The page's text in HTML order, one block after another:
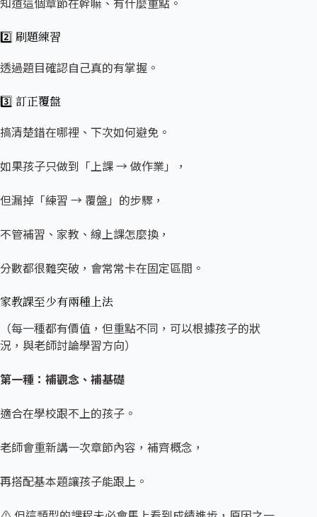
知道這個章節在幹嘛、有什麼重點。
2️⃣ 刷題練習
透過題目確認自己真的有掌握。
3️⃣ 訂正覆盤
搞清楚錯在哪裡、下次如何避免。
如果孩子只做到「上課 → 做作業」，
但漏掉「練習 → 覆盤」的步驟，
不管補習、家教、線上課怎麼換，
分數都很難突破，會常常卡在固定區間。
家教課至少有兩種上法
（每一種都有價值，但重點不同，可以根據孩子的狀
況，與老師討論學習方向）
第一種：補觀念、補基礎
適合在學校跟不上的孩子。
老師會重新講一次章節內容，補齊概念，
再搭配基本題讓孩子能跟上。